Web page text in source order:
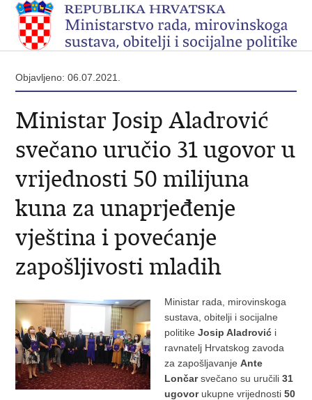
Objavljeno: 06.07.2021.
Ministar Josip Aladrović
svečano uručio 31 ugovor u
vrijednosti 50 milijuna
kuna za unaprjeđenje
vještina i povećanje
zapošljivosti mladih
Ministar rada, mirovinskoga
sustava, obitelji i socijalne
politike Josip Aladrovići
ravnatelj Hrvatskog zavoda
za zapošljavanje Ante
Lončarsvečano su uručili 31
ugovorukupne vrijednosti 50